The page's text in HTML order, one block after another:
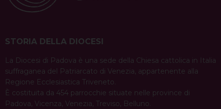
STORIA DELLA DIOCESI
La Diocesi di Padova è una sede della Chiesa cattolica in Italia
suffraganea del Patriarcato di Venezia, appartenente alla
Regione Ecclesiastica Triveneto.
È costituita da 454 parrocchie situate nelle province di
Padova, Vicenza, Venezia, Treviso, Belluno.